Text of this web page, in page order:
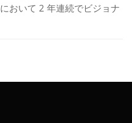
おいて 2 年連続でビジョナ